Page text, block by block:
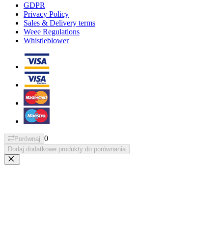
GDPR
Privacy Policy
Sales & Delivery terms
Weee Regulations
Whistleblower
Porównaj 0
Dodaj dodatkowe produkty do porównania